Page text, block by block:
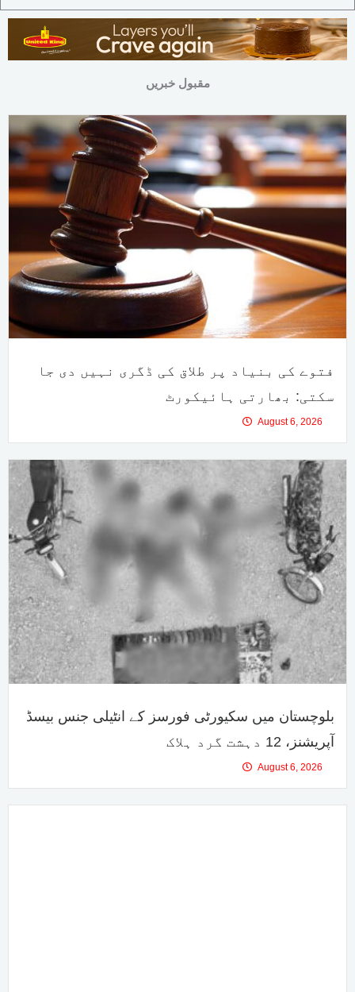
مقبول خبریں
فتوے کی بنیاد پر طلاق کی ڈگری نہیں دی جا
سکتی: بھارتی ہائیکورٹ
August 6, 2026
بلوچستان میں سکیورٹی فورسز کے انٹیلی جنس بیسڈ
آپریشنز، 12 دہشت گرد ہلاک
August 6, 2026